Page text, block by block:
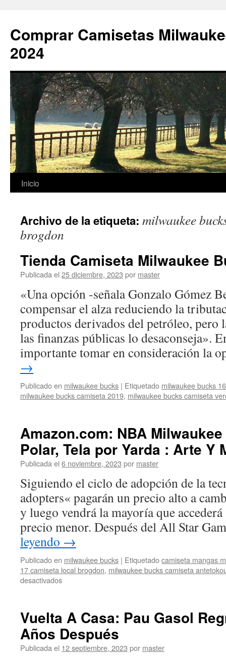
Comprar Camisetas
2024
Saltar
contenido
Inicio
Archivo de la etiqueta: milwaukee
brogdon
Tienda Camiseta Milwaukee
Publicada el 25 diciembre, 2023 por master
«Una opción -señala Gonzalo Gómez
compensar el alza reduciendo la
productos derivados del petróleo, pero
las finanzas públicas lo desaconseja».
importante tomar en consideración la
→
Publicado en milwaukee bucks | Etiquetado milwaukee bucks
milwaukee bucks camiseta 2019, milwaukee bucks camiseta
Amazon.com: NBA
Polar, Tela por Yarda : Arte Y
Publicada el 6 noviembre, 2023 por master
Siguiendo el ciclo de adopción de la
adopters« pagarán un precio alto a
y luego vendrá la mayoría que
precio menor. Después del All Star
leyendo →
Publicado en milwaukee bucks | Etiquetadocamiseta mangas
17 camiseta local brogdon, milwaukee bucks camiseta
desactivadosen
Bucks
–
Forro
Polar,
Vuelta A Casa: Pau Gasol
Años Después
Publicada el 12 septiembre, 2023 por master